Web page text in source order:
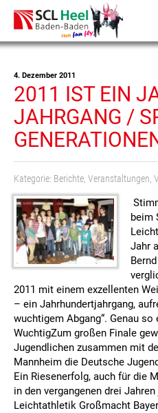
4. Dezember 2011
2011 IST EIN
JAHRGANG /
Kategorie: Berichte, Veranstaltungen,
beim
Jahr
2011 mit einem exzellenten
– ein Jahrhundertjahrgang,
wuchtigem Abgang“. Genau so
WuchtigZum großen Finale
Jugendlichen zusammen mit
Mannheim die Deutsche
Ein Riesenerfolg, auch für die
in den vergangenen drei
Leichtathletik Großmacht